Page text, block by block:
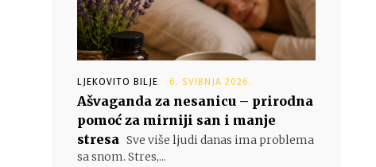
LJEKOVITO BILJE 6. SVIBNJA 2026.
Ašvaganda za nesanicu – prirodna
pomoć za mirniji san i manje
stresa Sve više ljudi danas ima problema
sa snom. Stres,...